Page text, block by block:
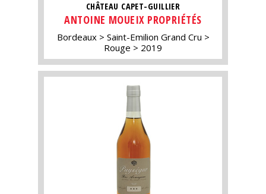
CHÂTEAU CAPET-GUILLIER
ANTOINE MOUEIX PROPRIÉTÉS
Bordeaux
Saint-Emilion Grand Cru
Rouge
2019